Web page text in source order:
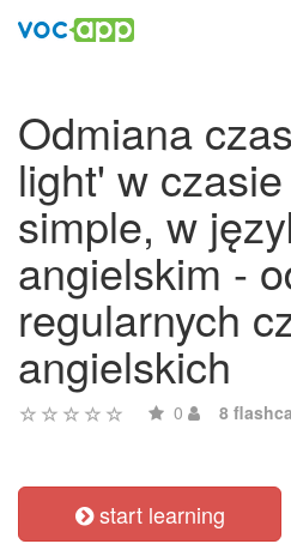
Odmiana
light' w
simple, w
angielskim -
regularnych
angielskich
0 8
start learning